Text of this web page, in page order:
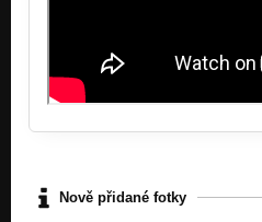
Nově přidané fotky